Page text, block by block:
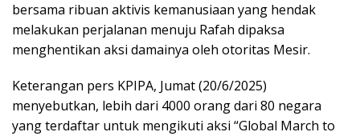
bersama ribuan aktivis kemanusiaan yang hendak
melakukan perjalanan menuju Rafah dipaksa
menghentikan aksi damainya oleh otoritas Mesir.
Keterangan pers KPIPA, Jumat (20/6/2025)
menyebutkan, lebih dari 4000 orang dari 80 negara
yang terdaftar untuk mengikuti aksi “Global March to